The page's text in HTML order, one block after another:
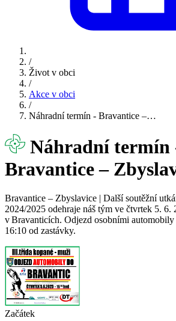
/
Život v obci
/
Akce v obci
/
Náhradní termín - Bravantice –…
Náhradní termín
Bravantice –
Bravantice – Zbyslavice | Další soutěžní
2024/2025 odehraje náš tým ve čtvrtek 5. 6.
v Bravanticích. Odjezd osobními
16:10 od zastávky.
Začátek